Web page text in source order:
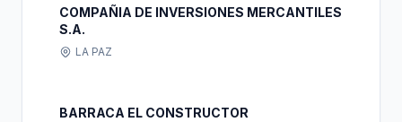
COMPAÑIA DE INVERSIONES MERCANTILES
S.A.
LA PAZ
BARRACA EL CONSTRUCTOR